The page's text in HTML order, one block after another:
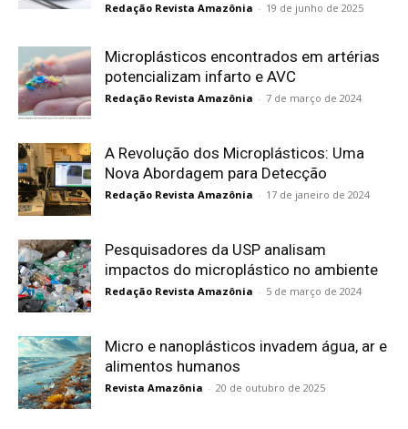
Redação Revista Amazônia - 19 de junho de 2025
Microplásticos encontrados em artérias
potencializam infarto e AVC
Redação Revista Amazônia - 7 de março de 2024
A Revolução dos Microplásticos: Uma
Nova Abordagem para Detecção
Redação Revista Amazônia - 17 de janeiro de 2024
Pesquisadores da USP analisam
impactos do microplástico no ambiente
Redação Revista Amazônia - 5 de março de 2024
Micro e nanoplásticos invadem água, ar e
alimentos humanos
Revista Amazônia - 20 de outubro de 2025